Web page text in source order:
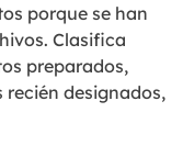
porque se han
Clasifica
preparados,
recién designados,